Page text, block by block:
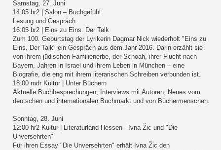
Samstag, 27. Juni
14:05 br2 | Salon – Buchgefühl
Lesung und Gespräch.
16:05 br2 | Eins zu Eins. Der Talk
Zum 100. Geburtstag der Lyrikerin Dagmar Nick wiederholt "Eins zu
Eins. Der Talk" ein Gespräch aus dem Jahr 2016. Darin erzählt sie
von ihrem jüdischen Familienerbe, der Schoah, ihrer Flucht nach
Bayern, Jahren in Israel und ihrem Leben in München – eine
Biografie, die eng mit ihrem literarischen Schreiben verbunden ist.
18:00 mdr Kultur | Unter Büchern
Aktuelle Buchbesprechungen, Interviews mit Autoren, Neues vom
deutschen und internationalen Buchmarkt und von Büchermenschen.
Sonntag, 28. Juni
12:00 hr2 Kultur | Literaturland Hessen - Ivna Žic und "Die
Unversehrten"
Für ihren Essay "Die Unversehrten" erhält Ivna Žic den